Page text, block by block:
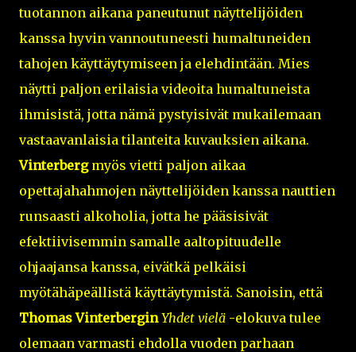
tuotannon aikana paneutunut näyttelijöiden
kanssa hyvin vannoutuneesti humaltuneiden
tahojen käyttäytymiseen ja elehdintään. Mies
näytti paljon erilaisia videoita humaltuneista
ihmisistä, jotta nämä pystyisivät mukailemaan
vastaavanlaisia tilanteita kuvauksien aikana.
Vinterbergmyös vietti paljon aikaa
opettajahahmojen näyttelijöiden kanssa nauttien
runsaasti alkoholia, jotta he pääsisivät
efektiivisemmin samalle aaltopituudelle
ohjaajansa kanssa, eivätkä pelkäisi
myötähäpeällistä käyttäytymistä. Sanoisin, että
Thomas Vinterbergin Yhdet vielä -elokuva tulee
olemaan varmasti ehdolla vuoden parhaan